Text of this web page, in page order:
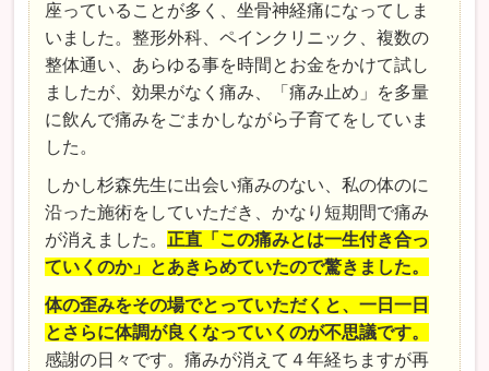
座っていることが多く、坐骨神経痛になってしま
いました。整形外科、ペインクリニック、複数の
整体通い、あらゆる事を時間とお金をかけて試し
ましたが、効果がなく痛み、「痛み止め」を多量
に飲んで痛みをごまかしながら子育てをしていま
した。
しかし杉森先生に出会い痛みのない、私の体のに
沿った施術をしていただき、かなり短期間で痛み
が消えました。 正直「この痛みとは一生付き合っ
ていくのか」とあきらめていたので驚きました。
体の歪みをその場でとっていただくと、一日一日
とさらに体調が良くなっていくのが不思議です。
感謝の日々です。痛みが消えて４年経ちますが再